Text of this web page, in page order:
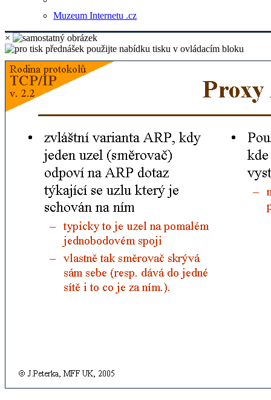
Muzeum Internetu .cz
×